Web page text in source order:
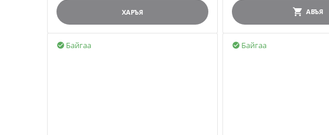
ХАРЪЯ АВЪЯ
Байгаа
 Байгаа
